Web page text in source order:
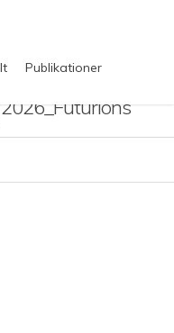
Publikationer